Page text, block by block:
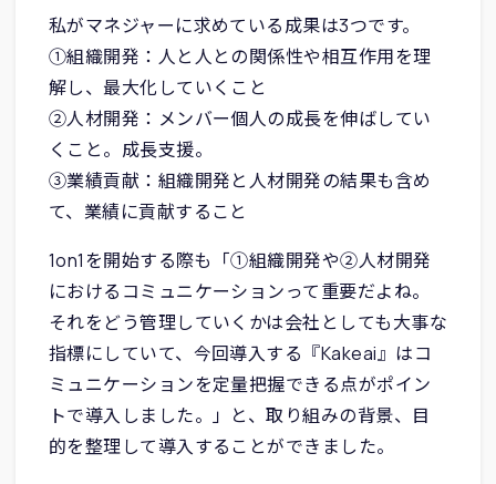
私がマネジャーに求めている成果は3つです。
①組織開発：人と人との関係性や相互作用を理
解し、最大化していくこと
②人材開発：メンバー個人の成長を伸ばしてい
くこと。成長支援。
③業績貢献：組織開発と人材開発の結果も含め
て、業績に貢献すること
1on1を開始する際も「①組織開発や②人材開発
におけるコミュニケーションって重要だよね。
それをどう管理していくかは会社としても大事な
指標にしていて、今回導入する『Kakeai』はコ
ミュニケーションを定量把握できる点がポイン
トで導入しました。」と、取り組みの背景、目
的を整理して導入することができました。